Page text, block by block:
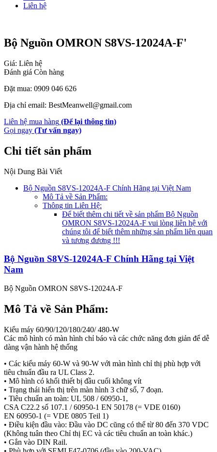
Liên hệ
Bộ Nguồn OMRON S8VS-12024A-F'
Giá: Liên hệ
Đánh giá Còn hàng
Đặt mua: 0909 046 626
Địa chỉ email: BestMeanwell@gmail.com
Liên hệ mua hàng (Để lại thông tin)
Gọi ngay (Tư vấn ngay)
Chi tiết sản phẩm
Nội Dung Bài Viết
Bộ Nguồn S8VS-12024A-F Chính Hãng tại Việt Nam
Mô Tả về Sản Phẩm:
Thông tin Liên Hệ:
Để biết thêm chi tiết về sản phẩm Bộ Nguồn
OMRON S8VS-12024A-F vui lòng liên hệ với
chúng tôi để biết thêm những sản phẩm liên quan
và tương đương !!!
Bộ Nguồn S8VS-12024A-F Chính Hãng tại Việt
Nam
Bộ Nguồn OMRON S8VS-12024A-F
Mô Tả về Sản Phẩm:
Kiểu máy 60/90/120/180/240/ 480-W
Các mô hình có màn hình chỉ báo và các chức năng đơn giản để dễ
dàng vận hành hệ thống
• Các kiểu máy 60-W và 90-W với màn hình chỉ thị phù hợp với
tiêu chuẩn đầu ra UL Class 2.
• Mô hình có khối thiết bị đầu cuối không vít
• Trạng thái hiển thị trên màn hình 3 chữ số, 7 đoạn.
• Tiêu chuẩn an toàn: UL 508 / 60950-1,
CSA C22.2 số 107.1 / 60950-1 EN 50178 (= VDE 0160)
EN 60950-1 (= VDE 0805 Teil 1)
• Điều kiện đầu vào: Đầu vào DC cũng có thể từ 80 đến 370 VDC
(Không tuân theo Chỉ thị EC và các tiêu chuẩn an toàn khác.)
• Gắn vào DIN Rail.